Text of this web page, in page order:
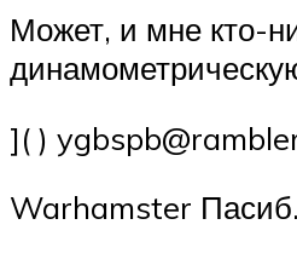
Может, и мне кто-
]( )
Warhamster Пасиб.